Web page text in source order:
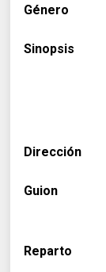
Género
Sinopsis
Dirección
Guion
Reparto